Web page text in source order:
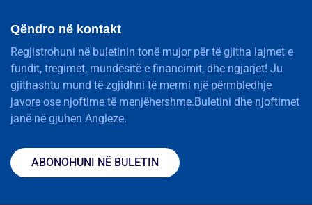
Qëndro në kontakt
Regjistrohuni në buletinin tonë mujor për të gjitha lajmet e
fundit, tregimet, mundësitë e financimit, dhe ngjarjet! Ju
gjithashtu mund të zgjidhni të merrni një përmbledhje
javore ose njoftime të menjëhershme.Buletini dhe njoftimet
janë në gjuhen Angleze.
ABONOHUNI NË BULETIN